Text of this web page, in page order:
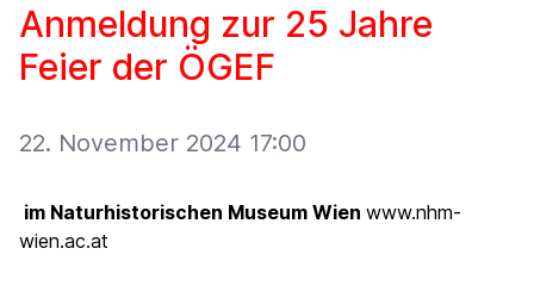
Anmeldung zur 25 Jahre
Feier der ÖGEF
22. November 2024 17:00
im Naturhistorischen Museum Wien www.nhm-
wien.ac.at